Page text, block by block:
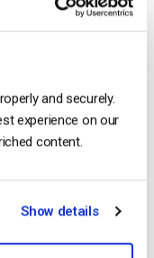
and securely.
experience on our
content.
Show details